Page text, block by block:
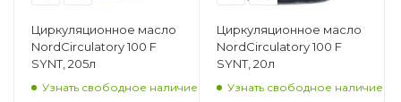
Циркуляционное масло
NordCirculatory 100 F
SYNT, 205л
Узнать свободное наличие
Циркуляционное масло
NordCirculatory 100 F
SYNT, 20л
Узнать свободное наличие